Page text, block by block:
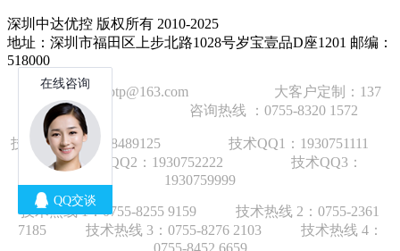
深圳中达优控 版权所有 2010-2025
地址：深圳市福田区上步北路1028号岁宝壹品D座1201 邮编：
518000
技术邮箱：wzbtp@163.com 大客户定制：137
1392 2586 咨询热线 ：0755-8320 1572
技术手机：18928489125
技术QQ1：1930751111
技术QQ2：1930752222 技术QQ3：
1930759999
技术热线 1：0755-8255 9159 技术热线 2： 0755-2361
7185技术热线 3： 0755-8276 2103技术热线 4：